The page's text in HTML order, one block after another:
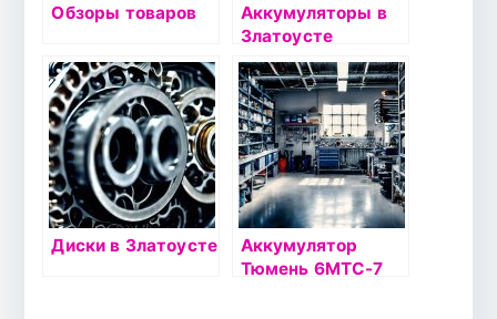
Обзоры товаров
Аккумуляторы в
Златоусте
Диски в Златоусте
Аккумулятор
Тюмень 6МТС-7